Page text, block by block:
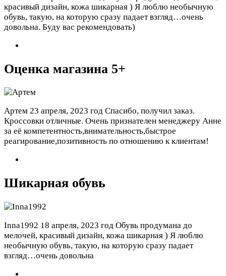
красивый дизайн, кожа шикарная ) Я люблю необычную
обувь, такую, на которую сразу падает взгляд…очень
довольна. Буду вас рекомендовать)
Оценка магазина 5+
Артем 23 апреля, 2023 год Спасибо, получил заказ.
Кроссовки отличные. Очень признателен менеджеру Анне
за её компетентность,внимательность,быстрое
реагирование,позитивность по отношению к клиентам!
Шикарная обувь
Inna1992 18 апреля, 2023 год Обувь продумана до
мелочей, красивый дизайн, кожа шикарная ) Я люблю
необычную обувь, такую, на которую сразу падает
взгляд…очень довольна